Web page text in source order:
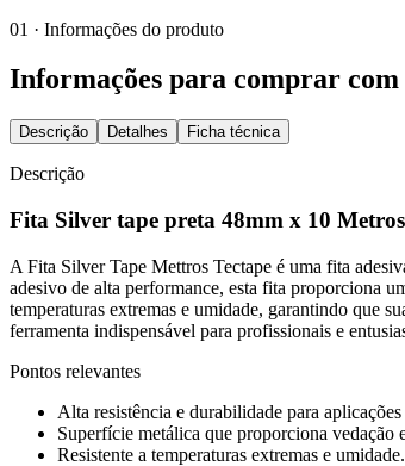
01 · Informações do produto
Informações para comprar com
Descrição Detalhes Ficha técnica
Descrição
Fita Silver tape preta 48mm x 10
A Fita Silver Tape Mettros Tectape é uma fita
adesivo de alta performance, esta fita proporciona
temperaturas extremas e umidade, garantindo que
ferramenta indispensável para profissionais e
Pontos relevantes
Alta resistência e durabilidade para aplicações
Superfície metálica que proporciona vedação
Resistente a temperaturas extremas e umidade.